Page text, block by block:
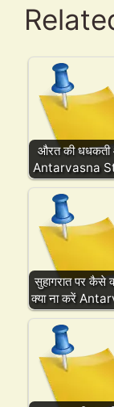
औरत की
Antarvasna
सुहागरात पर कैसे
क्या ना करें